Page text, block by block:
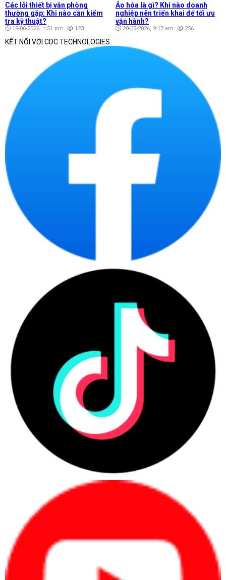
Các lỗi thiết bị văn phòng
thường gặp: Khi nào cần kiểm
tra kỹ thuật?
19-06-2026, 1:51 pm 123
Ảo hóa là gì? Khi nào doanh
nghiệp nên triển khai để tối ưu
vận hành?
20-05-2026, 9:17 am 256
KẾT NỐI VỚI CDC TECHNOLOGIES